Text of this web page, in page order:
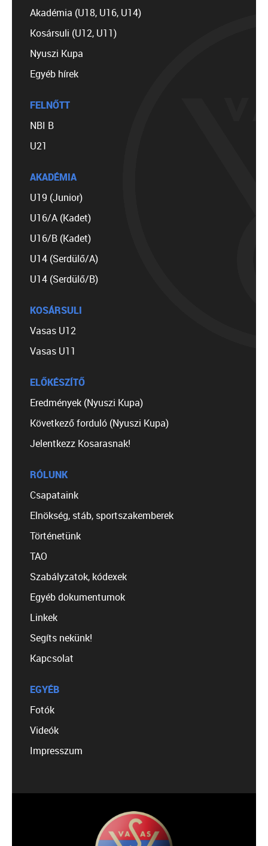
Akadémia (U18, U16, U14)
Kosársuli (U12, U11)
Nyuszi Kupa
Egyéb hírek
FELNŐTT
NBI B
U21
AKADÉMIA
U19 (Junior)
U16/A (Kadet)
U16/B (Kadet)
U14 (Serdülő/A)
U14 (Serdülő/B)
KOSÁRSULI
Vasas U12
Vasas U11
ELŐKÉSZÍTŐ
Eredmények (Nyuszi Kupa)
Következő forduló (Nyuszi Kupa)
Jelentkezz Kosarasnak!
RÓLUNK
Csapataink
Elnökség, stáb, sportszakemberek
Történetünk
TAO
Szabályzatok, kódexek
Egyéb dokumentumok
Linkek
Segíts nekünk!
Kapcsolat
EGYÉB
Fotók
Videók
Impresszum